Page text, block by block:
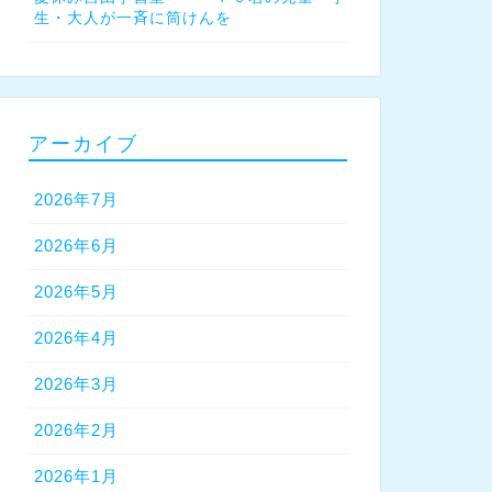
生・大人が一斉に筒けんを
アーカイブ
2026年7月
2026年6月
2026年5月
2026年4月
2026年3月
2026年2月
2026年1月